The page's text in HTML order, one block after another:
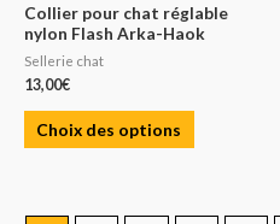
Collier pour chat réglable
nylon Flash Arka-Haok
Sellerie chat
13,00€
Choix des options